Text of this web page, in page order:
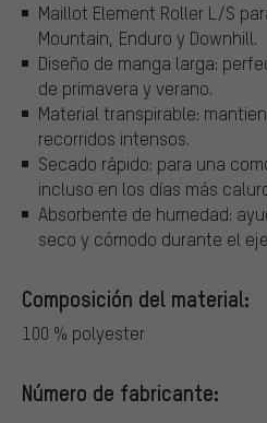
Maillot Element Roller L/S
Mountain, Enduro y Downhill.
Diseño de manga larga:
de primavera y verano.
Material transpirable:
recorridos intensos.
Secado rápido: para una
incluso en los días más
Absorbente de humedad:
seco y cómodo durante el
Composición del material:
100 % polyester
Número de fabricante: